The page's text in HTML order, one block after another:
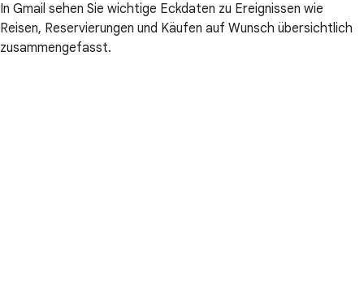
In Gmail sehen Sie wichtige Eckdaten zu Ereignissen wie
Reisen, Reservierungen und Käufen auf Wunsch übersichtlich
zusammengefasst.